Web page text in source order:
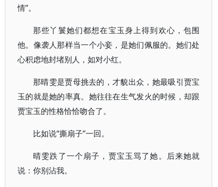
情”。
那些丫鬟她们都想在宝玉身上得到欢心，包围
他。像袭人那样当一个小妾，是她们佩服的。她们处
心积虑地封堵别人，如对小红。
那晴雯是贾母挑去的，才貌出众，她最吸引贾宝
玉的就是她的率真。她往往在生气发火的时候，却跟
贾宝玉的性格恰恰吻合了。
比如说“撕扇子”一回。
晴雯跌了一个扇子，贾宝玉骂了她。后来她就
说：你别沾我。